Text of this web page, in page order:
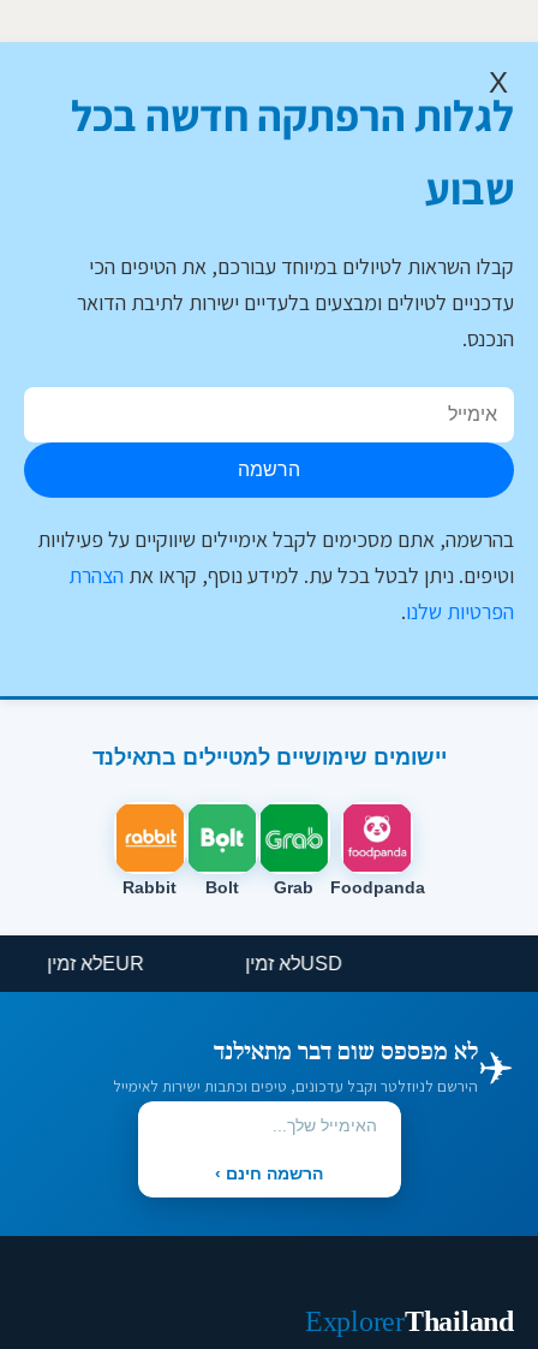
X
לגלות הרפתקה חדשה בכל
שבוע
קבלו השראות לטיולים במיוחד עבורכם, את הטיפים הכי
עדכניים לטיולים ומבצעים בלעדיים ישירות לתיבת הדואר
הנכנס.
הרשמה
בהרשמה, אתם מסכימים לקבל אימיילים שיווקיים על פעילויות
וטיפים. ניתן לבטל בכל עת. למידע נוסף, קראו את הצהרת
הפרטיות שלנו.
יישומים שימושיים למטיילים בתאילנד
Foodpanda
Grab
Bolt
Rabbit
USDלא זמין EURלא זמין
✈️לא מפספס שום דבר מתאילנד
הירשם לניוזלטר וקבל עדכונים, טיפים וכתבות ישירות לאימייל
הרשמה חינם ›
Thailand
Explorer